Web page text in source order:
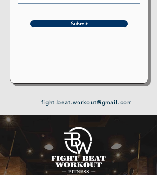
Submit
fight.beat.workout@gmail.com